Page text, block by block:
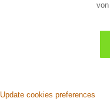
von
Update cookies preferences